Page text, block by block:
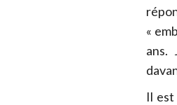
«
ans.
Il